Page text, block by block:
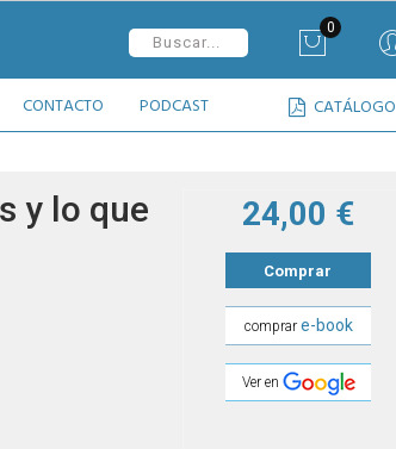
0
CATÁLOGO
CONTACTO PODCAST
y lo que
24,00 €
Comprar
comprar e-book
Ver en